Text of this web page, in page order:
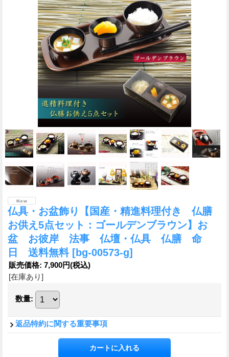
仏具・お盆飾り【国産・精進料理付き 仏膳
お供え5点セット：ゴールデンブラウン】お
盆 お彼岸 法事 仏壇・仏具 仏膳 命
日 送料無料 [bg-00573-g]
販売価格: 7,900円(税込)
[在庫あり]
数量:
返品特約に関する重要事項